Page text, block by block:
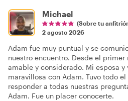
Michael
(Sobre tu
2 agosto 2026
Adam fue muy puntual y se
nuestro encuentro. Desde el
amable y considerado. Mi esposa y
maravillosa con Adam. Tuvo todo
responder a todas nuestras
Adam. Fue un placer conocerte.